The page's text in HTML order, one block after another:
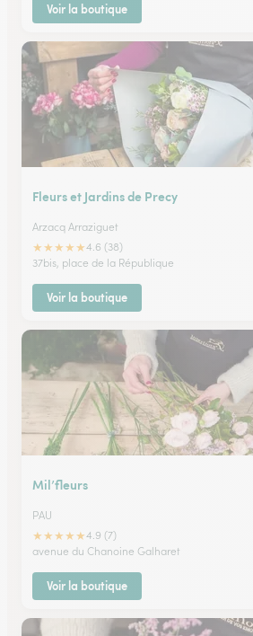
Voir la boutique
Fleurs et Jardins de Precy
Arzacq Arraziguet
★★★★★4.6 (38)
37bis, place de la République
Voir la boutique
Mil’fleurs
PAU
★★★★★4.9 (7)
avenue du Chanoine Galharet
Voir la boutique